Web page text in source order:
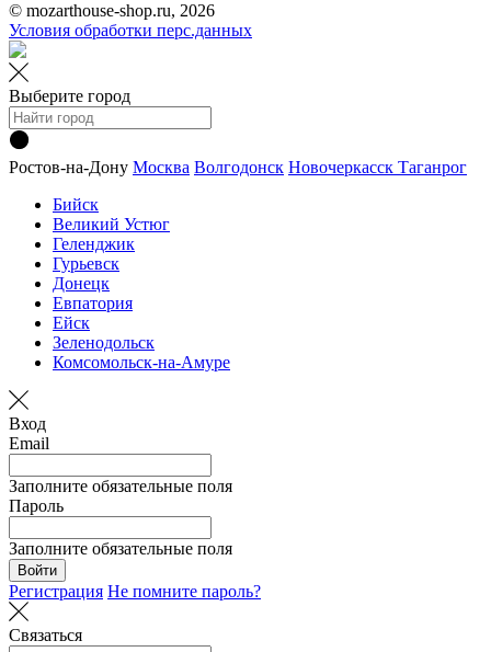
© mozarthouse-shop.ru, 2026
Условия обработки перс.данных
Выберите город
Ростов-на-Дону Москва Волгодонск Новочеркасск Таганрог
Бийск
Великий Устюг
Геленджик
Гурьевск
Донецк
Евпатория
Ейск
Зеленодольск
Комсомольск-на-Амуре
Вход
Email
Заполните обязательные поля
Пароль
Заполните обязательные поля
Войти
Регистрация Не помните пароль?
Связаться